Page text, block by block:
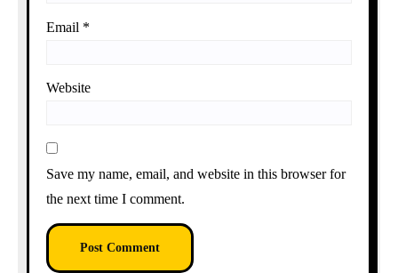
Email *
Website
Save my name, email, and website in this browser for
the next time I comment.